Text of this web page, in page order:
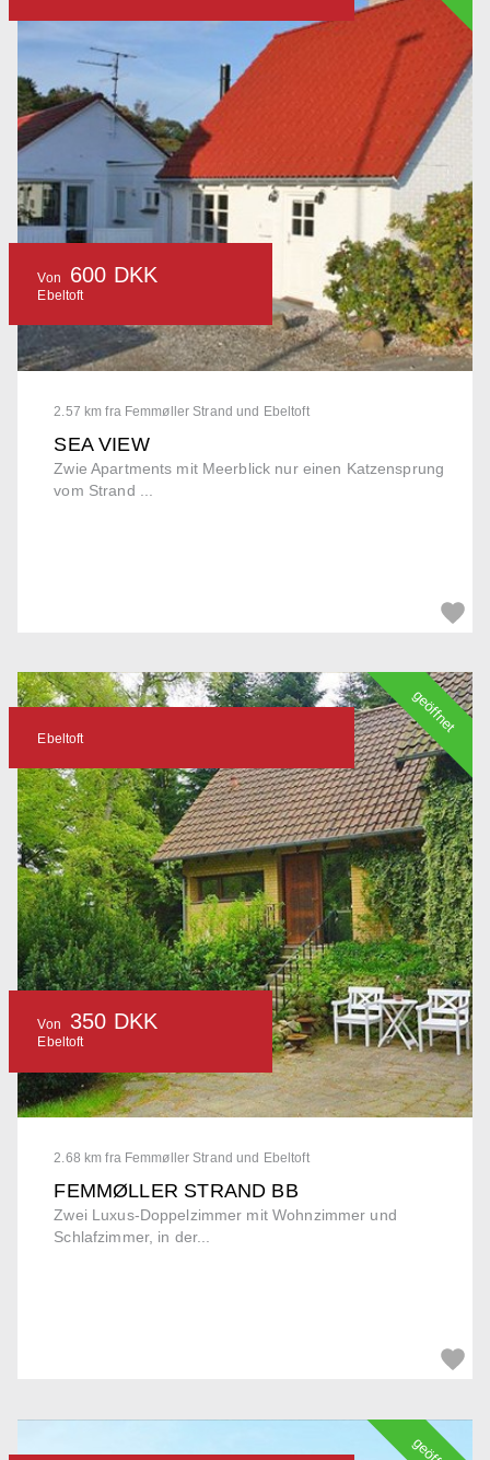
2.57 km fra Femmøller Strand und Ebeltoft
SEA VIEW
Zwie Apartments mit Meerblick nur einen Katzensprung
vom Strand ...
Von 600 DKK
Ebeltoft
2.68 km fra Femmøller Strand und Ebeltoft
FEMMØLLER STRAND BB
Zwei Luxus-Doppelzimmer mit Wohnzimmer und
Schlafzimmer, in der...
Ebeltoft
Von 350 DKK
Ebeltoft
geöffnet